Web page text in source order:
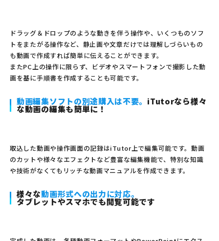
ドラッグ＆ドロップのような動きを伴う操作や、いくつものソフ
トをまたがる操作など、静止画や文章だけでは理解しづらいもの
も動画で作成すれば簡単に伝えることができます。
またPC上の操作に限らず、ビデオやスマートフォンで撮影した動
画を基に手順書を作成することも可能です。
動画編集ソフトの別途購入は不要。 iTutorなら様々
な動画の編集も簡単に！
取込した動画や操作画面の記録はiTutor上で編集可能です。動画
のカットや様々なエフェクトなど豊富な編集機能で、特別な知識
や技術がなくてもリッチな動画マニュアルを作成できます。
様々な動画形式への出力に対応。
タブレットやスマホでも閲覧可能です